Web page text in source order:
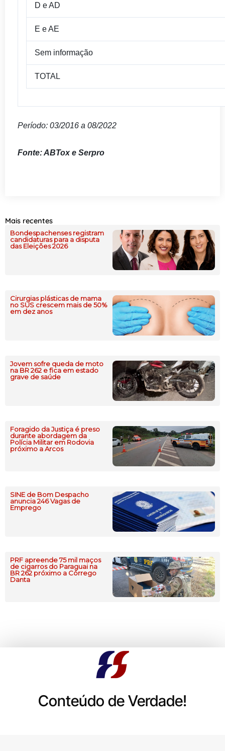
D e AD
E e AE
Sem informação
TOTAL
Período: 03/2016 a 08/2022
Fonte: ABTox e Serpro
Mais recentes
Bondespachenses registram
candidaturas para a disputa
das Eleições 2026
Cirurgias plásticas de mama
no SUS crescem mais de 50%
em dez anos
Jovem sofre queda de moto
na BR 262 e fica em estado
grave de saúde
Foragido da Justiça é preso
durante abordagem da
Polícia Militar em Rodovia
próximo a Arcos
SINE de Bom Despacho
anuncia 246 Vagas de
Emprego
PRF apreende 75 mil maços
de cigarros do Paraguai na
BR 262 próximo a Córrego
Danta
Conteúdo de Verdade!